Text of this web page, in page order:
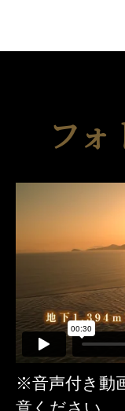
フ
※音声付き動
意ください。